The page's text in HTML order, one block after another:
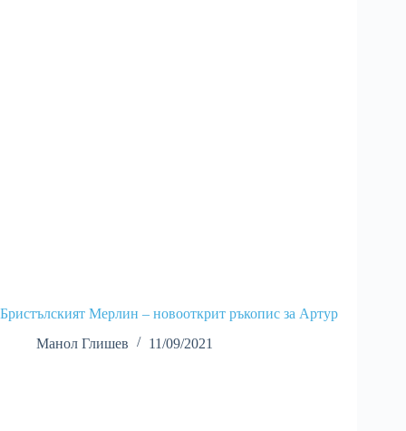
Бристълският Мерлин – новооткрит ръкопис за Артур
Манол Глишев
11/09/2021